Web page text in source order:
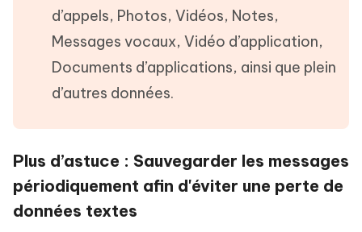
d’appels, Photos, Vidéos, Notes,
Messages vocaux, Vidéo d’application,
Documents d’applications, ainsi que plein
d’autres données.
Plus d’astuce : Sauvegarder les messages
périodiquement afin d'éviter une perte de
données textes